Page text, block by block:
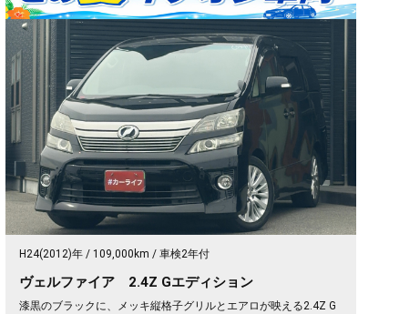
H24(2012)年 109,000km 車検2年付
ヴェルファイア 2.4Z Gエディション
漆黒のブラックに、メッキ縦格子グリルとエアロが映える2.4Z G